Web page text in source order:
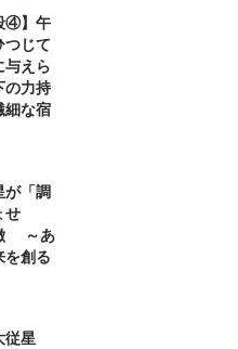
④】午
つじて
与えら
力持
細な宿
が「調
せ
～あ
を創る
従星